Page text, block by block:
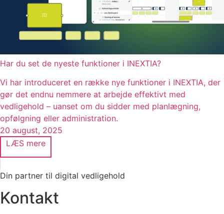
Har du set de nyeste funktioner i INEXTIA?
Vi har introduceret en række nye funktioner i INEXTIA, der
gør det endnu nemmere at arbejde effektivt med
vedligehold – uanset om du sidder med planlægning,
opfølgning eller administration.
20 august, 2025
LÆS mere
Din partner til digital vedligehold
Kontakt